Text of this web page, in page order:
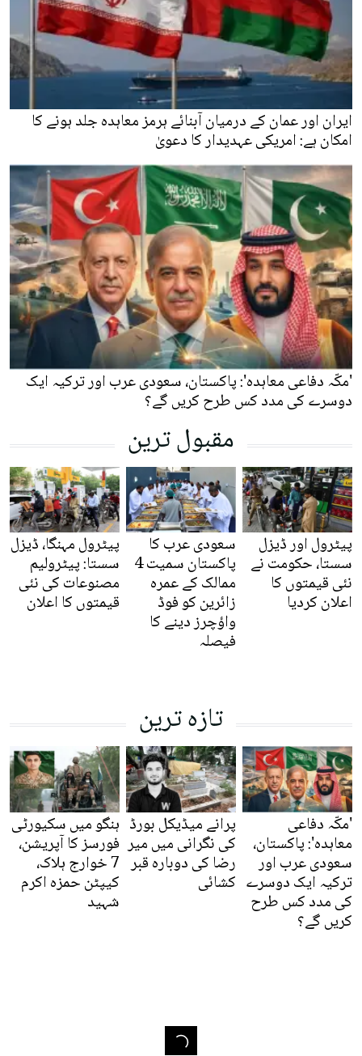
ایران اور عمان کے درمیان آبنائے ہرمز معاہدہ جلد ہونے کا
امکان ہے: امریکی عہدیدار کا دعویٰ
'مکّہ دفاعی معاہدہ': پاکستان، سعودی عرب اور ترکیہ ایک
دوسرے کی مدد کس طرح کریں گے؟
مقبول ترین
پیٹرول اور ڈیزل
سستا، حکومت نے
نئی قیمتوں کا
اعلان کردیا
سعودی عرب کا
پاکستان سمیت 4
ممالک کے عمرہ
زائرین کو فوڈ
واؤچرز دینے کا
فیصلہ
پیٹرول مہنگا، ڈیزل
سستا: پیٹرولیم
مصنوعات کی نئی
قیمتوں کا اعلان
تازہ ترین
'مکّہ دفاعی
معاہدہ': پاکستان،
سعودی عرب اور
ترکیہ ایک دوسرے
کی مدد کس طرح
کریں گے؟
پرانے میڈیکل بورڈ
کی نگرانی میں میر
رضا کی دوبارہ قبر
کشائی
ہنگو میں سکیورٹی
فورسز کا آپریشن،
7 خوارج ہلاک،
کیپٹن حمزہ اکرم
شہید